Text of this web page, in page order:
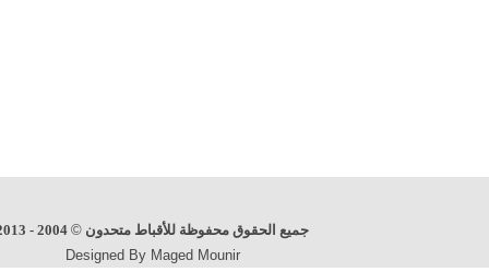
جميع الحقوق محفوظة للأقباط متحدون©
2004 - 2013
Designed By Maged Mounir